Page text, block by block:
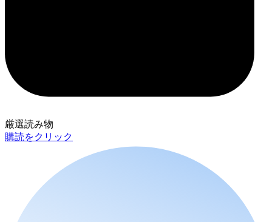
厳選読み物
購読をクリック